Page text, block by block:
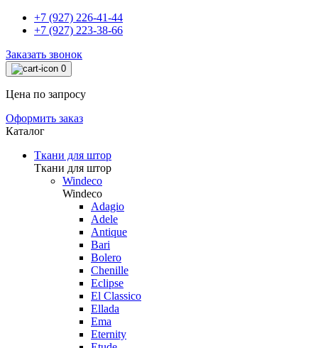
+7 (927) 226-41-44
+7 (927) 223-38-66
Заказать звонок
0
Цена по запросу
Оформить заказ
Каталог
Ткани для штор
Ткани для штор
Windeco
Windeco
Adagio
Adele
Antique
Bari
Bolero
Chenille
Eclipse
El Classico
Ellada
Ema
Eternity